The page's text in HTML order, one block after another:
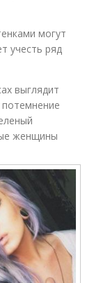
могут
учесть ряд
выглядит
женщины